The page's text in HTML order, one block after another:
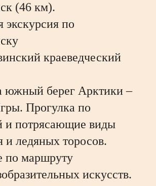
(46 км).
по
краеведческий
берег Арктики –
Прогулка по
и потрясающие виды
и ледяных торосов.
по маршруту
искусств.